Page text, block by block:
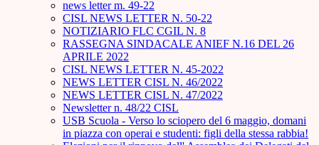
news letter m. 49-22
CISL NEWS LETTER N. 50-22
NOTIZIARIO FLC CGIL N. 8
RASSEGNA SINDACALE ANIEF N.16 DEL 26
APRILE 2022
CISL NEWS LETTER N. 45-2022
NEWS LETTER CISL N. 46/2022
NEWS LETTER CISL N. 47/2022
Newsletter n. 48/22 CISL
USB Scuola - Verso lo sciopero del 6 maggio, domani
in piazza con operai e studenti: figli della stessa rabbia!